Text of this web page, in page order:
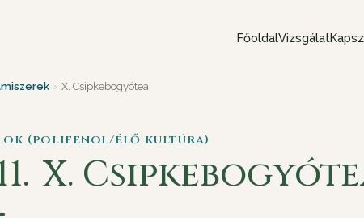
FőoldalVizsgálat
› X. Csipkebogyótea
(polifenol/élő kultúra)
X.